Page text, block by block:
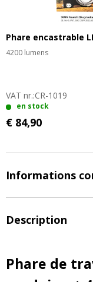
Phare encastrable
4200 lumens
VAT nr.:CR-1019
en stock
€ 84,90
Informations
Description
Phare de